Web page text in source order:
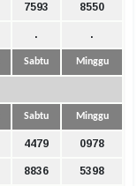
7593 8550
. .
Sabtu Minggu
Sabtu Minggu
4479 0978
8836 5398